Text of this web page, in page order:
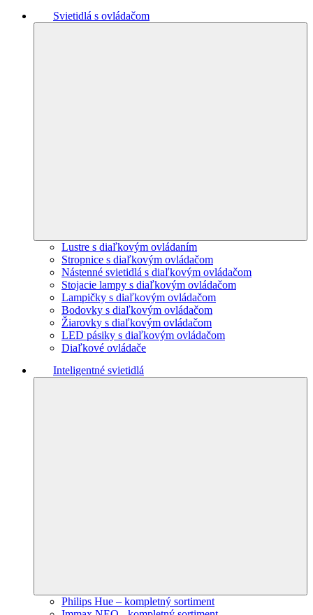
Svietidlá s ovládačom
Lustre s diaľkovým ovládaním
Stropnice s diaľkovým ovládačom
Nástenné svietidlá s diaľkovým ovládačom
Stojacie lampy s diaľkovým ovládačom
Lampičky s diaľkovým ovládačom
Bodovky s diaľkovým ovládačom
Žiarovky s diaľkovým ovládačom
LED pásiky s diaľkovým ovládačom
Diaľkové ovládače
Inteligentné svietidlá
Philips Hue – kompletný sortiment